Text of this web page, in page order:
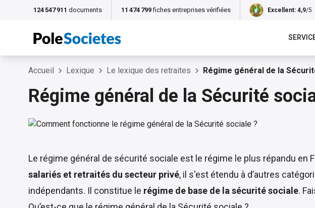
124 547 911 documents 11 474 799 fiches entreprises vérifiées Excellent: 4,9/5
Accueil Lexique Le lexique des retraites Régime général de la
Régime général de la Sécurité
Le régime général de sécurité sociale est le régime le plus répandu
salariés et retraités du secteur privé, il s'est étendu à d’autres
indépendants. Il constitue le régime de base de la sécurité sociale.